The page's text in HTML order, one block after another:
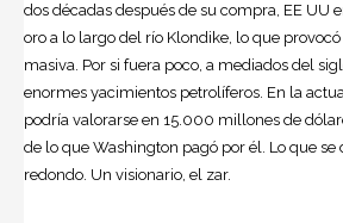
dos décadas después de su compra, EE UU
oro a lo largo del río Klondike, lo que
masiva. Por si fuera poco, a mediados del
enormes yacimientos petrolíferos. En la
podría valorarse en 15.000 millones de
de lo que Washington pagó por él. Lo que se
redondo. Un visionario, el zar.